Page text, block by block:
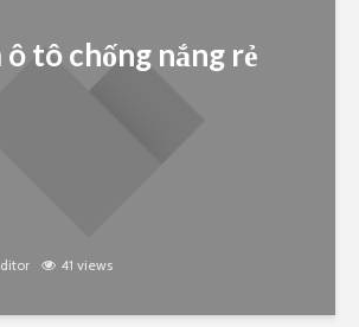
tô chống nắng rẻ
41 views